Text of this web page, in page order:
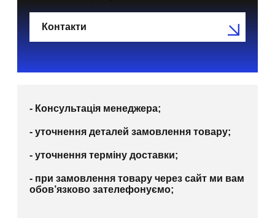
Контакти
- Консультація менеджера;
- уточнення деталей замовлення товару;
- уточнення терміну доставки;
- при замовлення товару через сайт ми вам
обов’язково зателефонуємо;